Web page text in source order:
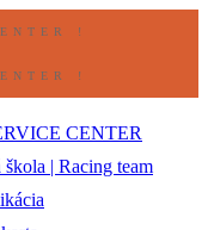
!
!
CENTER
| Racing team